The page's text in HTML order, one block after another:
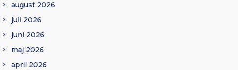
august 2026
juli 2026
juni 2026
maj 2026
april 2026